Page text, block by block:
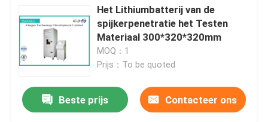
Producten
Ongeveer ons
Fabrieksreis
Het Lithiumbatterij van de
spijkerpenetratie het Testen
Materiaal 300*320*320mm
MOQ：1
Prijs：To be quoted
Beste prijs Contacteer ons